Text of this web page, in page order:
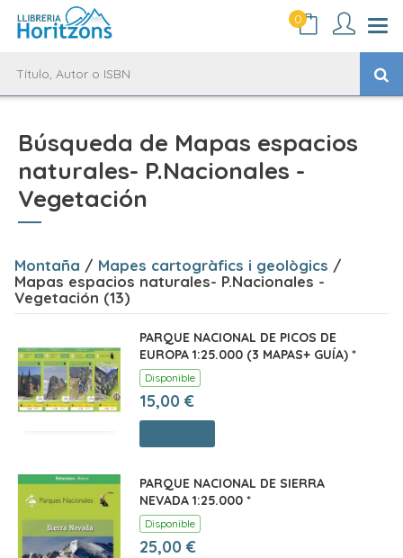
0
Búsqueda de Mapas espacios
naturales- P.Nacionales -
Vegetación
Montaña / Mapes cartogràfics i geològics /
Mapas espacios naturales- P.Nacionales -
Vegetación (13)
PARQUE NACIONAL DE PICOS DE
EUROPA 1:25.000 (3 MAPAS+ GUÍA) *
Disponible
15,00 €
PARQUE NACIONAL DE SIERRA
NEVADA 1:25.000 *
Disponible
25,00 €